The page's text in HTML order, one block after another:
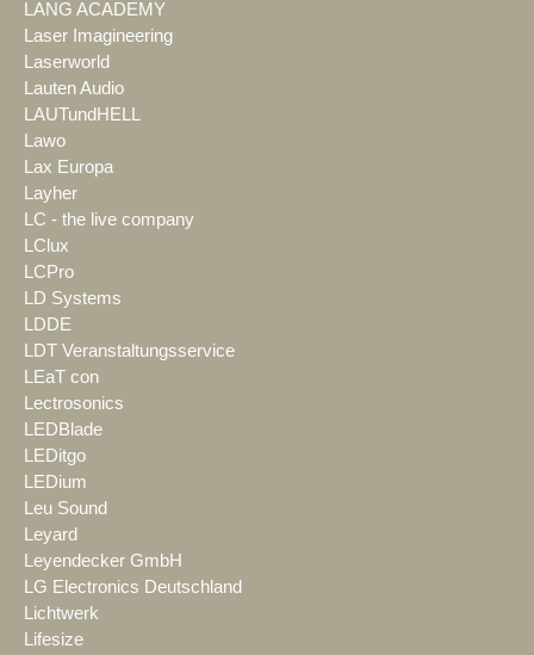
LANG ACADEMY
Laser Imagineering
Laserworld
Lauten Audio
LAUTundHELL
Lawo
Lax Europa
Layher
LC - the live company
LClux
LCPro
LD Systems
LDDE
LDT Veranstaltungsservice
LEaT con
Lectrosonics
LEDBlade
LEDitgo
LEDium
Leu Sound
Leyard
Leyendecker GmbH
LG Electronics Deutschland
Lichtwerk
Lifesize